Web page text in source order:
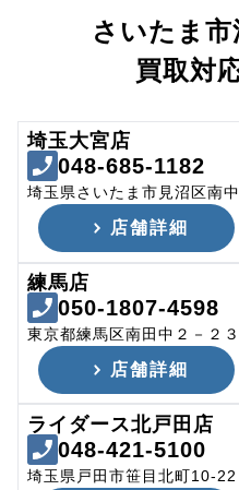
さいたま
買取対
埼玉大宮店
048-685-1182
埼玉県さいたま市見沼区南
店舗詳細
練馬店
050-1807-4598
東京都練馬区南田中２－２
店舗詳細
ライダース北戸田店
048-421-5100
埼玉県戸田市笹目北町10-22